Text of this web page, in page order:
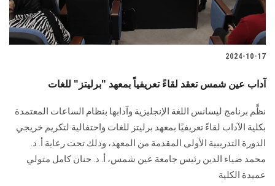
2024-10-17
آداب عين شمس تعقد لقاءً تعريفياً بمعهد "برليتز" للغات
نظَّم برنامج ليسانس اللغة الإنجليزية وآدابها بنظام الساعات المعتمدة
بكلية الآداب لقاءً تعريفيًا بمعهد برليتز للغات واحتفالية لتكريم خريجي
الدورة التدريبية الأولى المقدمة ‏من المعهد، وذلك تحت رعاية أ. د.
محمد ضياء الدين رئيس جامعة عين شمس، أ. د. حنان ‏كامل متولي
عميدة الكلية